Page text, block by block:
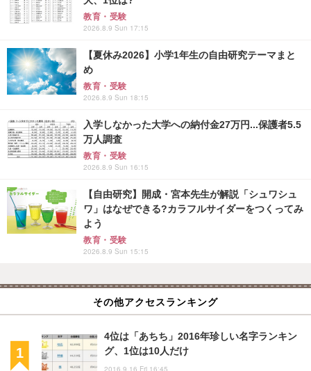
教育・受験
2026.8.9 Sun 17:15
【夏休み2026】小学1年生の自由研究テーマまと
め
教育・受験
2026.8.9 Sun 18:15
入学しなかった大学への納付金27万円...保護者5.5
万人調査
教育・受験
2026.8.9 Sun 16:15
【自由研究】開成・宮本先生が解説「シュワシュ
ワ」はなぜできる?カラフルサイダーをつくってみ
よう
教育・受験
2026.8.9 Sun 15:15
その他アクセスランキング
4位は「あちち」2016年珍しい名字ランキン
グ、1位は10人だけ